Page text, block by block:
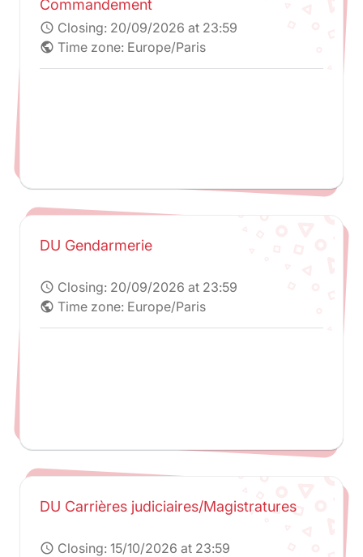
Commandement
schedule Closing: 20/09/2026 at 23:59
public Time zone: Europe/Paris
DU Gendarmerie
schedule Closing: 20/09/2026 at 23:59
public Time zone: Europe/Paris
DU Carrières judiciaires/Magistratures
schedule Closing: 15/10/2026 at 23:59